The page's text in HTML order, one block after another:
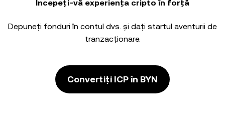
Începeți-vă experiența cripto în forță
Depuneți fonduri în contul dvs. și dați startul aventurii de
tranzacționare.
Convertiți ICP în BYN